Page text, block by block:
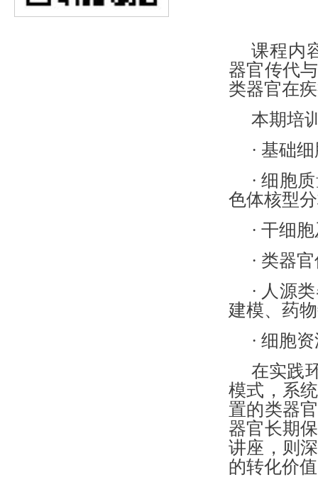
课程内
器官传代
类器官在
本期培
· 基础
· 细胞
色体核型
· 干细
· 类器
· 人源
建模、药
· 细胞
在实践
模式，系
置的类器
器官长期
讲座，则
的转化价